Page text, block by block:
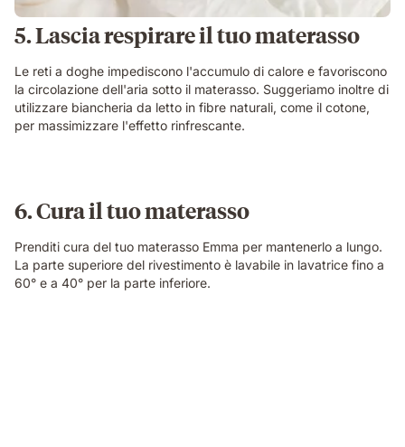
5. Lascia respirare il tuo materasso
Le reti a doghe impediscono l'accumulo di calore e favoriscono
la circolazione dell'aria sotto il materasso. Suggeriamo inoltre di
utilizzare biancheria da letto in fibre naturali, come il cotone,
per massimizzare l'effetto rinfrescante.
6. Cura il tuo materasso
Prenditi cura del tuo materasso Emma per mantenerlo a lungo.
La parte superiore del rivestimento è lavabile in lavatrice fino a
60° e a 40° per la parte inferiore.